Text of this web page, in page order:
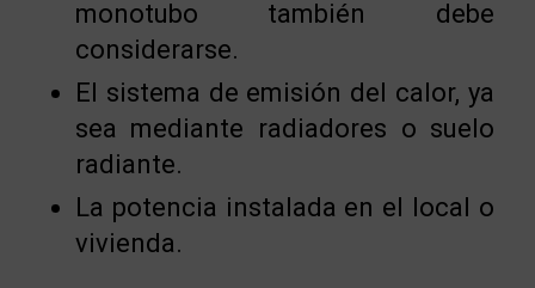
monotubo también debe
considerarse.
El sistema de emisión del calor, ya
sea mediante radiadores o suelo
radiante.
La potencia instalada en el local o
vivienda.